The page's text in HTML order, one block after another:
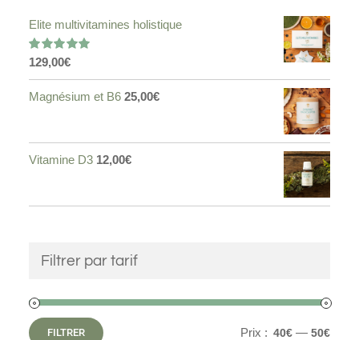
Elite multivitamines holistique
Note5.00
129,00€
Magnésium et B6 25,00€
Vitamine D3 12,00€
Filtrer par tarif
FILTRER Prix : 40€ — 50€